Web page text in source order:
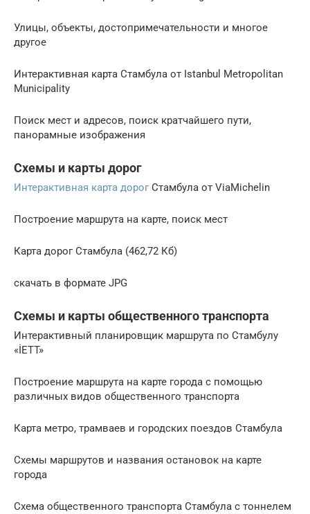
Улицы, объекты, достопримечательности и многое
другое
Интерактивная карта Стамбула от Istanbul Metropolitan
Municipality
Поиск мест и адресов, поиск кратчайшего пути,
панорамные изображения
Схемы и карты дорог
Интерактивная карта дорогСтамбула от ViaMichelin
Построение маршрута на карте, поиск мест
Карта дорог Стамбула (462,72 Кб)
скачать в формате JPG
Схемы и карты общественного транспорта
Интерактивный планировщик маршрута по Стамбулу
«İETT»
Построение маршрута на карте города с помощью
различных видов общественного транспорта
Карта метро, трамваев и городских поездов Стамбула
Схемы маршрутов и названия остановок на карте
города
Схема общественного транспорта Стамбула с тоннелем